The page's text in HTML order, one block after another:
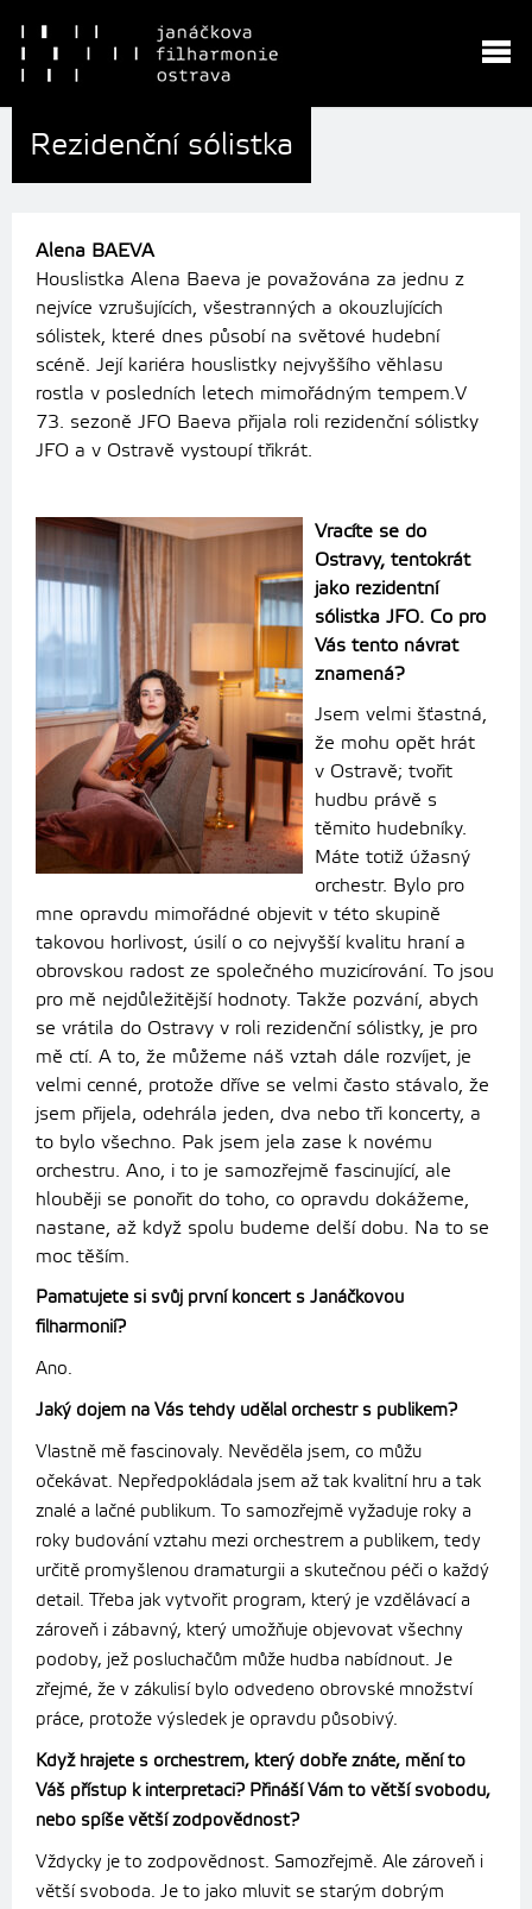
Rezidenční sólistka
Alena BAEVA
Houslistka Alena Baeva je považována za jednu z
nejvíce vzrušujících, všestranných a okouzlujících
sólistek, které dnes působí na světové hudební
scéně. Její kariéra houslistky nejvyš­šího věhlasu
rostla v posledních letech mimořádným tempem.V
73. sezoně JFO Baeva přijala roli rezidenční sólistky
JFO a v Ostravě vystoupí třikrát.
Vracíte se do
Ostravy, tentokrát
jako rezidentní
sólistka JFO. Co pro
Vás tento návrat
znamená?
Jsem velmi šťastná,
že mohu opět hrát
v Ostravě; tvořit
hudbu právě s
těmito hudebníky.
Máte totiž úžasný
orchestr. Bylo pro
mne opravdu mimořádné objevit v této skupině
takovou horlivost, úsilí o co nejvyšší kvalitu hraní a
obrovskou radost ze společného muzicírování. To jsou
pro mě nejdůležitější hodnoty. Takže pozvání, abych
se vrátila do Ostravy v roli rezidenční sólistky, je pro
mě ctí. A to, že můžeme náš vztah dále rozvíjet, je
velmi cenné, protože dříve se velmi často stávalo, že
jsem přijela, odehrála jeden, dva nebo tři koncerty, a
to bylo všechno. Pak jsem jela zase k novému
orchestru. Ano, i to je samozřejmě fascinující, ale
hlouběji se ponořit do toho, co opravdu dokážeme,
nastane, až když spolu budeme delší dobu. Na to se
moc těším.
Pamatujete si svůj první koncert s Janáčkovou
filharmonií?
Ano.
Jaký dojem na Vás tehdy udělal orchestr s publikem?
Vlastně mě fascinovaly. Nevěděla jsem, co můžu
očekávat. Nepředpokládala jsem až tak kvalitní hru a tak
znalé a lačné publikum. To samozřejmě vyžaduje roky a
roky budování vztahu mezi orchestrem a publikem, tedy
určitě promyšlenou dramaturgii a skutečnou péči o každý
detail. Třeba jak vytvořit program, který je vzdělávací a
zároveň i zábavný, který umožňuje objevovat všechny
podoby, jež posluchačům může hudba nabídnout. Je
zřejmé, že v zákulisí bylo odvedeno obrovské množství
práce, protože výsledek je opravdu působivý.
Když hrajete s orchestrem, který dobře znáte, mění to
Váš přístup k interpretaci? Přináší Vám to větší svobodu,
nebo spíše větší zodpovědnost?
Vždycky je to zodpovědnost. Samozřejmě. Ale zároveň i
větší svoboda. Je to jako mluvit se starým dobrým